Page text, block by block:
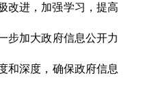
改进，加强学习，提高
步加大政府信息公开力
和深度，确保政府信息